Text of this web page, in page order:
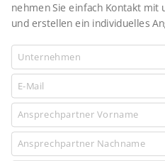
nehmen Sie einfach Kontakt mit
und erstellen ein individuelles